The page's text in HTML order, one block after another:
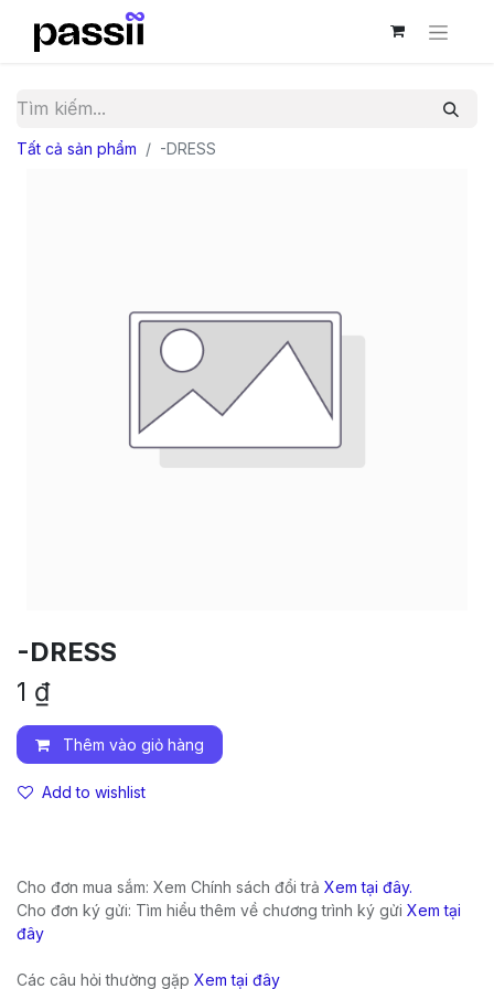
Tất cả sản phẩm -DRESS
-DRESS
1 ₫
Thêm vào giỏ hàng
Add to wishlist
Cho đơn mua sắm: Xem Chính sách đổi trả Xem tại đây.
Cho đơn ký gửi: Tìm hiểu thêm về chương trình ký gửi Xem tại
đây
Các câu hỏi thường gặp Xem tại đây